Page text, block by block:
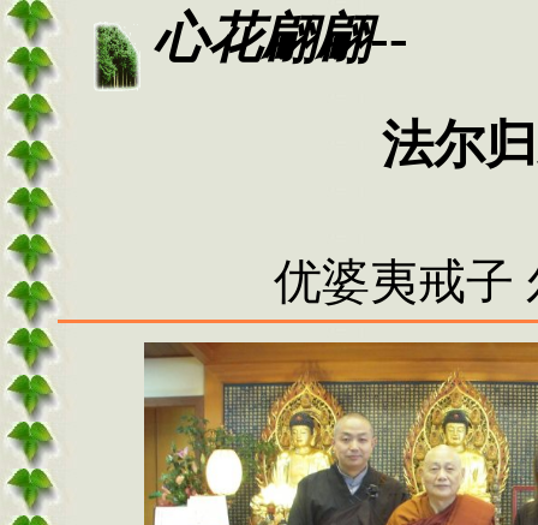
心花翩翩--
法尔
优婆夷戒子